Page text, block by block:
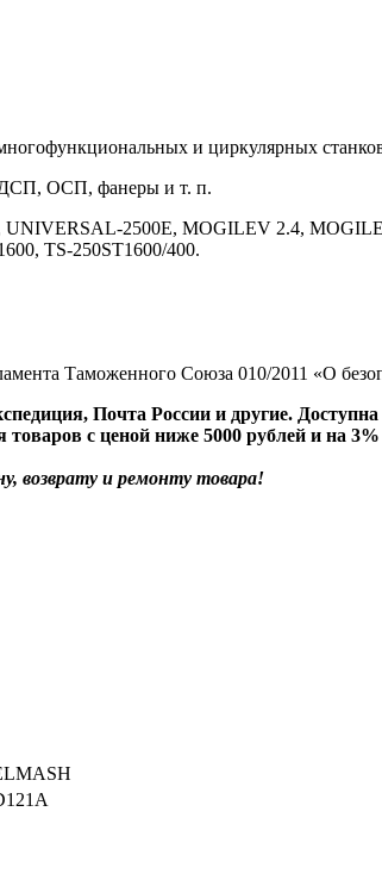
и циркулярных
ДСП, ОСП, фанеры и т. п.
2500E, MOGILEV 2.4,
TS-250ST1600/400.
Таможенного Союза 010/2011 «О
Почта России и другие.
с ценой ниже 5000 рублей и на
возврату и ремонту товара!